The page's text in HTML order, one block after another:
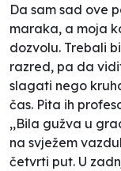
Da sam sad ove
maraka, a moja
dozvolu. Trebali
razred, pa da
slagati nego
čas. Pita ih
,,Bila gužva u
na svježem
četvrti put. U